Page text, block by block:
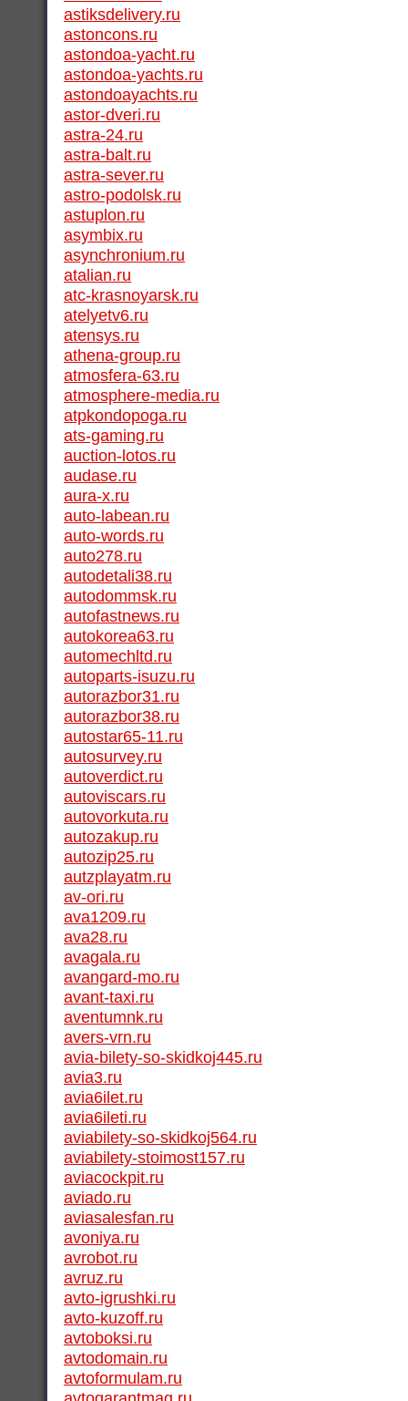
astiksdelivery.ru
astoncons.ru
astondoa-yacht.ru
astondoa-yachts.ru
astondoayachts.ru
astor-dveri.ru
astra-24.ru
astra-balt.ru
astra-sever.ru
astro-podolsk.ru
astuplon.ru
asymbix.ru
asynchronium.ru
atalian.ru
atc-krasnoyarsk.ru
atelyetv6.ru
atensys.ru
athena-group.ru
atmosfera-63.ru
atmosphere-media.ru
atpkondopoga.ru
ats-gaming.ru
auction-lotos.ru
audase.ru
aura-x.ru
auto-labean.ru
auto-words.ru
auto278.ru
autodetali38.ru
autodommsk.ru
autofastnews.ru
autokorea63.ru
automechltd.ru
autoparts-isuzu.ru
autorazbor31.ru
autorazbor38.ru
autostar65-11.ru
autosurvey.ru
autoverdict.ru
autoviscars.ru
autovorkuta.ru
autozakup.ru
autozip25.ru
autzplayatm.ru
av-ori.ru
ava1209.ru
ava28.ru
avagala.ru
avangard-mo.ru
avant-taxi.ru
aventumnk.ru
avers-vrn.ru
avia-bilety-so-skidkoj445.ru
avia3.ru
avia6ilet.ru
avia6ileti.ru
aviabilety-so-skidkoj564.ru
aviabilety-stoimost157.ru
aviacockpit.ru
aviado.ru
aviasalesfan.ru
avoniya.ru
avrobot.ru
avruz.ru
avto-igrushki.ru
avto-kuzoff.ru
avtoboksi.ru
avtodomain.ru
avtoformulam.ru